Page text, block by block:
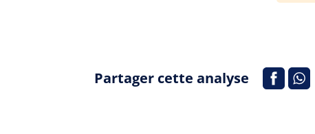
Partager cette analyse